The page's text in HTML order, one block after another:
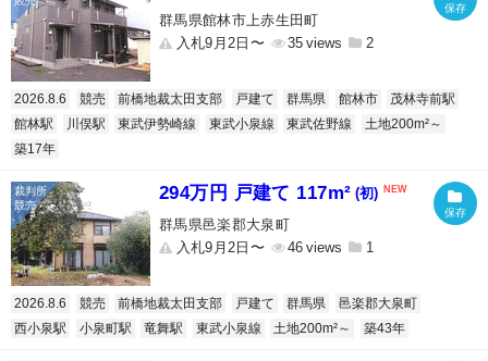
群馬県館林市上赤生田町
入札9月2日〜
35 2
2026.8.6 競売 前橋地裁太田支部 戸建て 群馬県 館林市
茂林寺前駅
館林駅
川俣駅 東武伊勢崎線 東武小泉線 東武佐野線
土地200m²～
築17年
294万円 戸建て 117m² (初)
群馬県邑楽郡大泉町
入札9月2日〜
46 1
2026.8.6 競売 前橋地裁太田支部 戸建て 群馬県
邑楽郡大泉町
西小泉駅
小泉町駅 竜舞駅 東武小泉線 土地200m²～ 築43年